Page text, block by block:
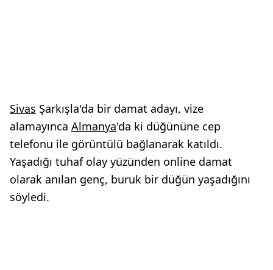
Sivas Şarkışla'da bir damat adayı, vize
alamayınca Almanya'da ki düğününe cep
telefonu ile görüntülü bağlanarak katıldı.
Yaşadığı tuhaf olay yüzünden online damat
olarak anılan genç, buruk bir düğün yaşadığını
söyledi.